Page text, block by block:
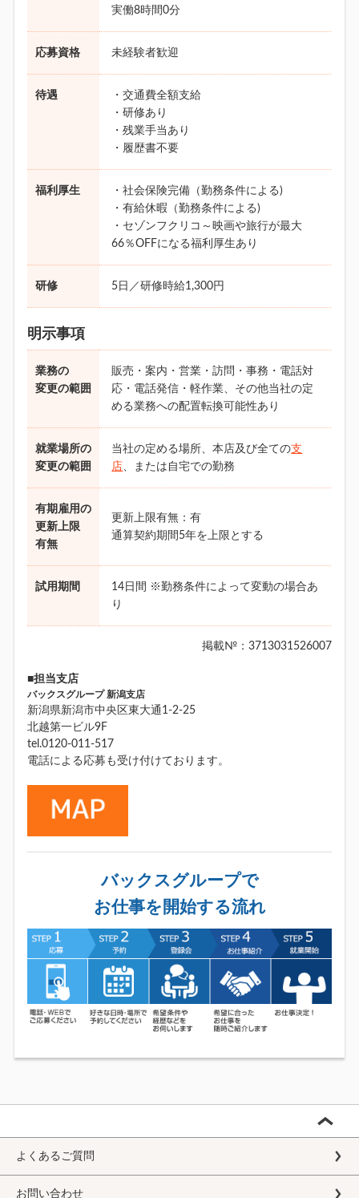
実働8時間0分
応募資格 未経験者歓迎
待遇
・交通費全額支給
・研修あり
・残業手当あり
・履歴書不要
福利厚生
・社会保険完備（勤務条件による)
・有給休暇（勤務条件による)
・セゾンフクリコ～映画や旅行が最大
66％OFFになる福利厚生あり
研修 5日／研修時給1,300円
明示事項
業務の
変更の範囲
販売・案内・営業・訪問・事務・電話対
応・電話発信・軽作業、その他当社の定
める業務への配置転換可能性あり
就業場所の
変更の範囲
当社の定める場所、本店及び全ての支
店、または自宅での勤務
有期雇用の
更新上限
有無
更新上限有無：有
通算契約期間5年を上限とする
試用期間
14日間 ※勤務条件によって変動の場合あ
り
掲載№：3713031526007
■担当支店
バックスグループ 新潟支店
新潟県新潟市中央区東大通1-2-25
北越第一ビル9F
tel.0120-011-517
電話による応募も受け付けております。
バックスグループで
お仕事を開始する流れ
よくあるご質問
お問い合わせ